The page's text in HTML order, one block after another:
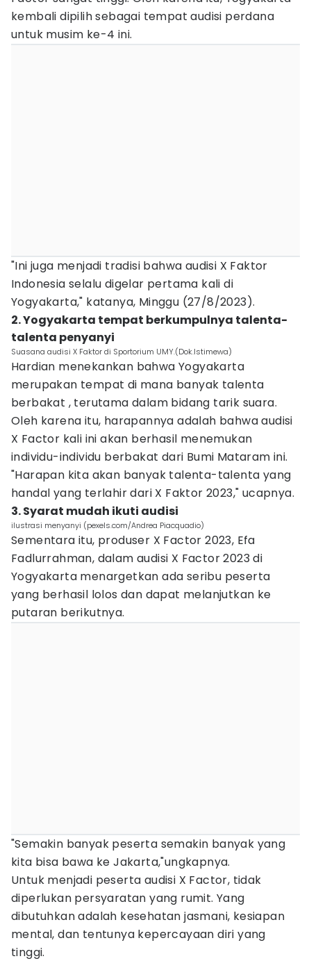
kembali dipilih sebagai tempat audisi perdana
untuk musim ke-4 ini.
"Ini juga menjadi tradisi bahwa audisi X Faktor
Indonesia selalu digelar pertama kali di
Yogyakarta," katanya, Minggu (27/8/2023).
2. Yogyakarta tempat berkumpulnya talenta-
talenta penyanyi
Suasana audisi X Faktor di Sportorium UMY.(Dok.Istimewa)
Hardian menekankan bahwa Yogyakarta
merupakan tempat di mana banyak talenta
berbakat , terutama dalam bidang tarik suara.
Oleh karena itu, harapannya adalah bahwa audisi
X Factor kali ini akan berhasil menemukan
individu-individu berbakat dari Bumi Mataram ini.
"Harapan kita akan banyak talenta-talenta yang
handal yang terlahir dari X Faktor 2023," ucapnya.
3. Syarat mudah ikuti audisi
ilustrasi menyanyi (pexels.com/Andrea Piacquadio)
Sementara itu, produser X Factor 2023, Efa
Fadlurrahman, dalam audisi X Factor 2023 di
Yogyakarta menargetkan ada seribu peserta
yang berhasil lolos dan dapat melanjutkan ke
putaran berikutnya.
"Semakin banyak peserta semakin banyak yang
kita bisa bawa ke Jakarta,"ungkapnya.
Untuk menjadi peserta audisi X Factor, tidak
diperlukan persyaratan yang rumit. Yang
dibutuhkan adalah kesehatan jasmani, kesiapan
mental, dan tentunya kepercayaan diri yang
tinggi.